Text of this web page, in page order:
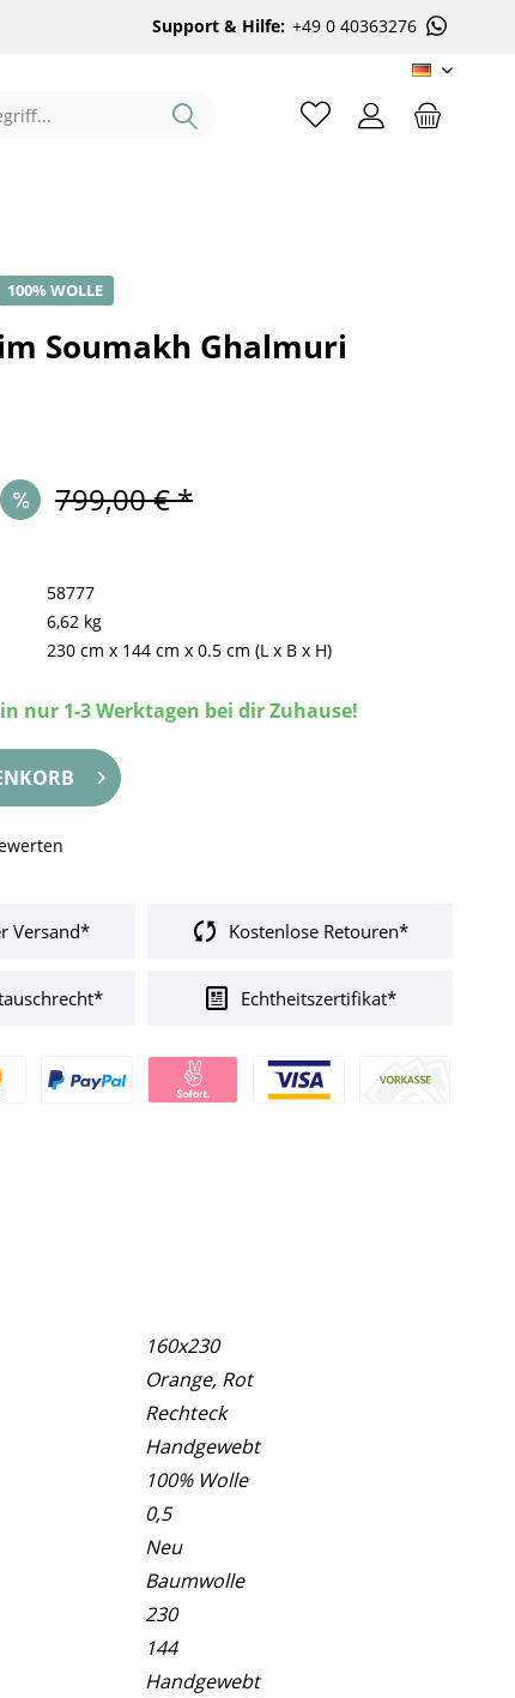
Support & Hilfe: +49 0 40363276
DE
100% WOLLE
Soumakh Ghalmuri
799,00 € *
58777
6,62 kg
230 cm x 144 cm x0.5 cm (L x B x H)
nur 1-3 Werktagen bei dir Zuhause!
Versand* Kostenlose Retouren*
Echtheitszertifikat*
160x230
Orange, Rot
Rechteck
Handgewebt
100% Wolle
0,5
Neu
Baumwolle
230
144
Handgewebt